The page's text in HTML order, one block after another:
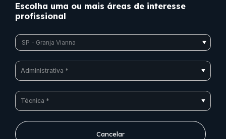
Escolha uma ou mais áreas de interesse
profissional
Administrativa *
Técnica *
Cancelar